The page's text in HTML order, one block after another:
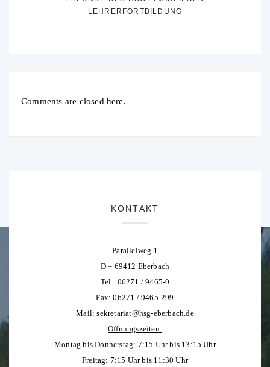
LEHRERFORTBILDUNG
Comments are closed here.
KONTAKT
Parallelweg 1
D – 69412 Eberbach
Tel.: 06271 / 9465-0
Fax: 06271 / 9465-299
Mail:sekretariat@hsg-eberbach.de
Öffnungszeiten:
Montag bis Donnerstag: 7:15 Uhr bis 13:15 Uhr
Freitag: 7:15 Uhr bis 11:30 Uhr